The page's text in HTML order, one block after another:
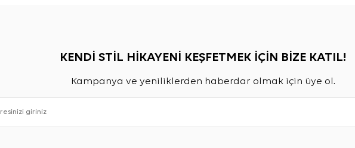
KENDİ STİL HİKAYENİ KEŞFETMEK İÇİN BİZE KATIL!
Kampanya ve yeniliklerden haberdar olmak için üye ol.